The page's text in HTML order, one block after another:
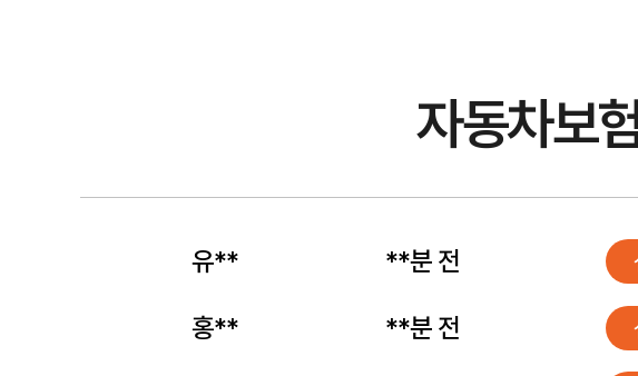
자동차보
**분 전
유** **분 전
홍** **분 전
김** **분 전